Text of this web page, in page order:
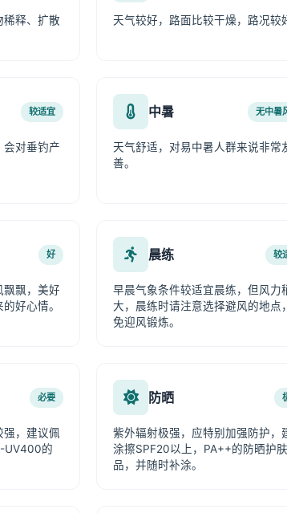
稀释、扩散
天气较好，路面比较干燥，路况较
较适宜
会对垂钓产
中暑 无中暑
天气舒适，对易中暑人群来说非常
善。
好
飘飘，美好
好心情。
晨练 较
早晨气象条件较适宜晨练，但风力
大，晨练时请注意选择避风的地点
免迎风锻炼。
必要
强，建议佩
UV400的
防晒
紫外辐射极强，应特别加强防护，
涂擦SPF20以上，PA++的防晒护
品，并随时补涂。